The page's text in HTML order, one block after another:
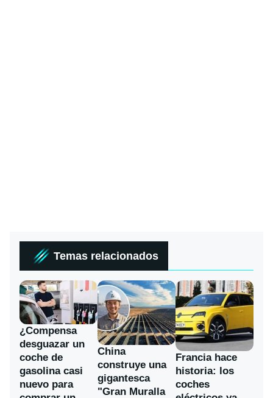
Temas relacionados
¿Compensa
desguazar un
coche de
gasolina casi
nuevo para
China
construye una
gigantesca
"Gran Muralla
Francia hace
historia: los
coches